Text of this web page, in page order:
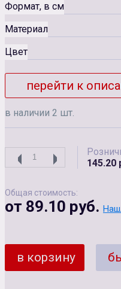
Формат, в см
Материал
Цвет
перейти к
в наличии 2 шт.
145.20
Общая стоимость:
от 89.10 руб.
в корзину